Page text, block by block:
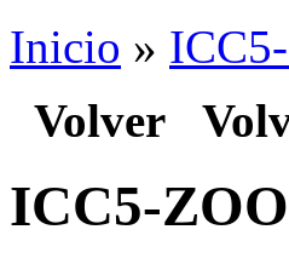
Inicio »
Volver
ICC5-